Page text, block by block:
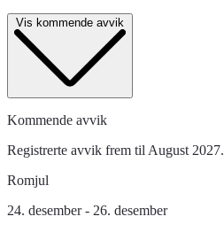
Vis kommende avvik
Kommende avvik
Registrerte avvik frem til August 2027.
Romjul
24. desember - 26. desember